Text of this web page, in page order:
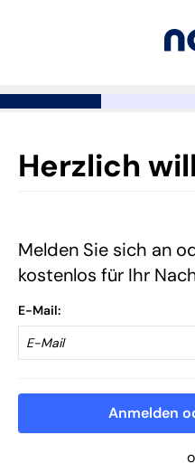
Herzlich
Melden Sie sich an
kostenlos für Ihr
E-Mail
Anmelden